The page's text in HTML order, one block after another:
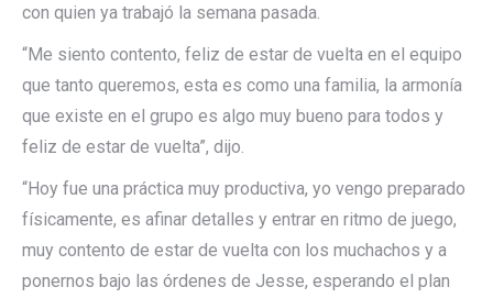
con quien ya trabajó la semana pasada.
“Me siento contento, feliz de estar de vuelta en el equipo
que tanto queremos, esta es como una familia, la armonía
que existe en el grupo es algo muy bueno para todos y
feliz de estar de vuelta”, dijo.
“Hoy fue una práctica muy productiva, yo vengo preparado
físicamente, es afinar detalles y entrar en ritmo de juego,
muy contento de estar de vuelta con los muchachos y a
ponernos bajo las órdenes de Jesse, esperando el plan